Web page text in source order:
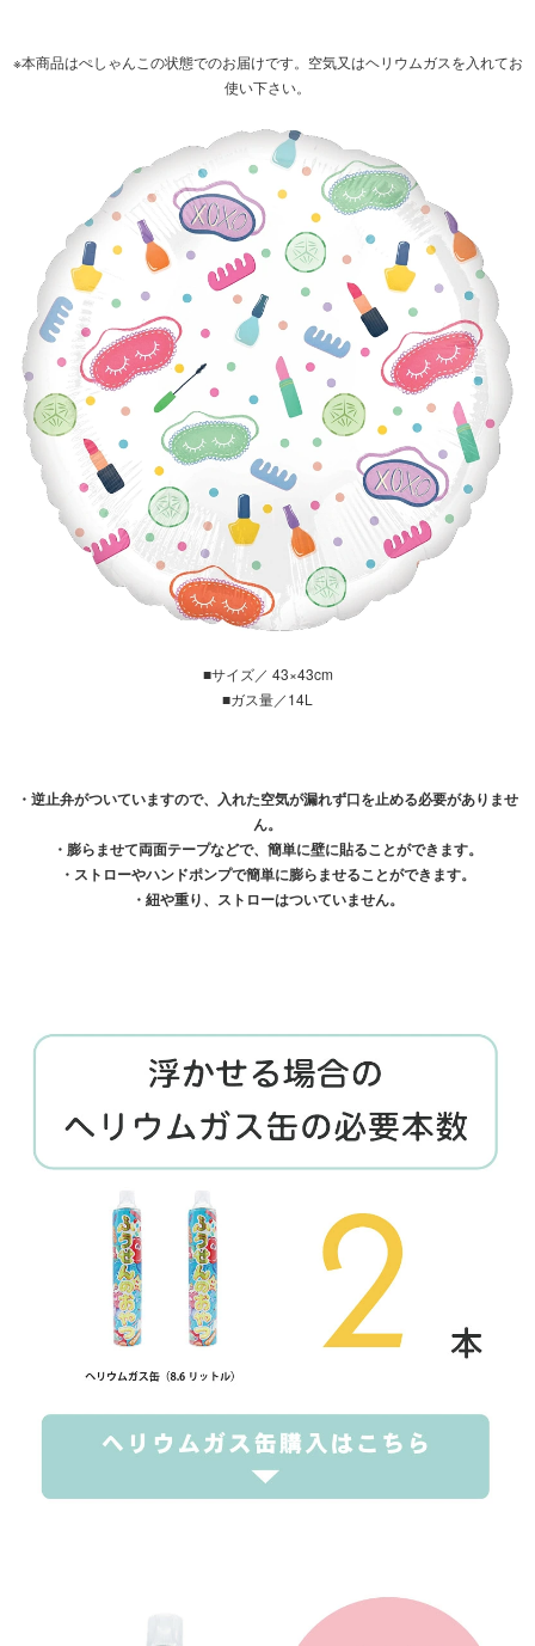
※本商品はぺしゃんこの状態でのお届けです。空気又はヘリウムガスを入れてお
使い下さい。
■サイズ／ 43×43cm
■ガス量／14L
・逆止弁がついていますので、入れた空気が漏れず口を止める必要がありませ
ん。
・膨らませて両面テープなどで、簡単に壁に貼ることができます。
・ストローやハンドポンプで簡単に膨らませることができます。
・紐や重り、ストローはついていません。